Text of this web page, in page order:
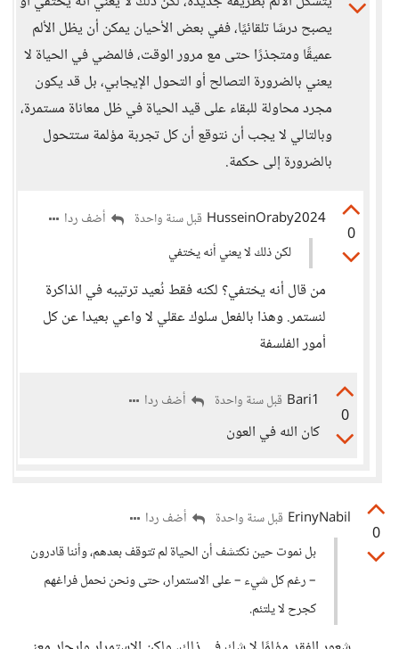
يصبح درسًا تلقائيًا، ففي بعض الأحيان يمكن أن يظل الألم
عميقًا ومتجذرًا حتى مع مرور الوقت، فالمضي في الحياة لا
يعني بالضرورة التصالح أو التحول الإيجابي، بل قد يكون
مجرد محاولة للبقاء على قيد الحياة في ظل معاناة مستمرة،
وبالتالي لا يجب أن نتوقع أن كل تجربة مؤلمة ستتحول
بالضرورة إلى حكمة.
0
HusseinOraby2024 قبل سنة واحدة
أضف ردا
لكن ذلك لا يعني أنه يختفي
من قال أنه يختفي؟ لكنه فقط نُعيد ترتيبه في الذاكرة
لنستمر. وهذا بالفعل سلوك عقلي لا واعي بعيدا عن كل
أمور الفلسفة
0
Bari1 قبل سنة واحدة أضف ردا
كان الله في العون
0
ErinyNabil قبل سنة واحدة
أضف ردا
بل نموت حين نكتشف أن الحياة لم تتوقف بعدهم، وأننا قادرون
– رغم كل شيء – على الاستمرار، حتى ونحن نحمل فراغهم
كجرح لا يلتئم.